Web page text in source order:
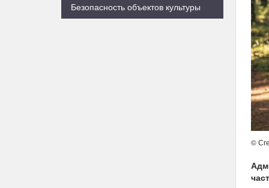
Безопасность объектов культуры
©